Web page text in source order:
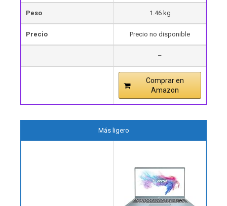
Peso 1.46 kg
Precio Precio no disponible
–
Comprar en
Amazon
Más ligero